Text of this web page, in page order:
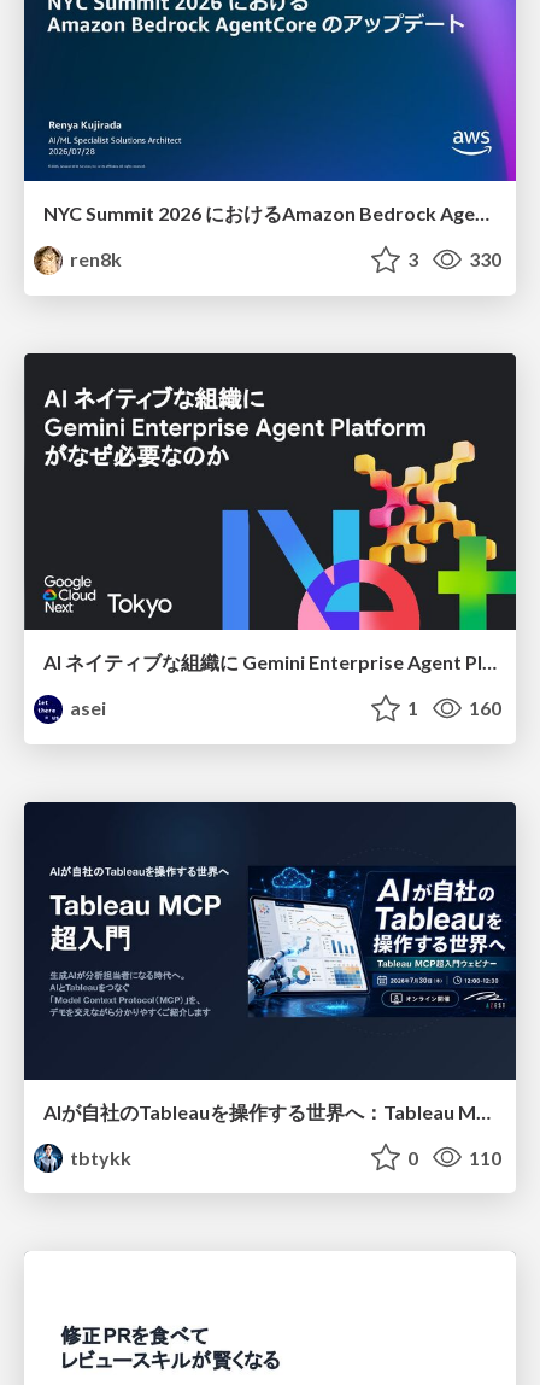
ren8k
3 330
AI ネイティブな組織に Gemini Enterprise Agent Platform がなぜ必要なのか
asei
1 160
tbtykk
0 110